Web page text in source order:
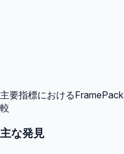
主要指標における
較
主な発見